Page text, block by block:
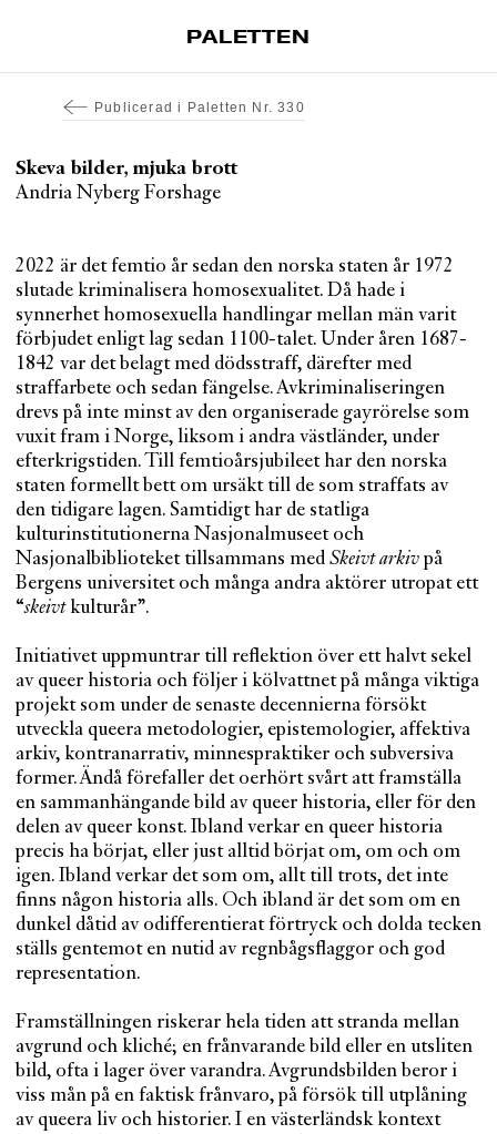
PALETTEN
Tidskrift
Köp enkelnummer
Nyhetsbrev
Kontakt
Sök
Publicerad i Paletten Nr. 330
Skeva bilder, mjuka brott
Andria Nyberg Forshage
2022 är det femtio år sedan den norska staten år 1972
slutade kriminalisera homosexualitet. Då hade i
synnerhet homosexuella handlingar mellan män varit
förbjudet enligt lag sedan 1100-talet. Under åren 1687-
1842 var det belagt med dödsstraff, därefter med
straffarbete och sedan fängelse. Avkriminaliseringen
drevs på inte minst av den organiserade gayrörelse som
vuxit fram i Norge, liksom i andra västländer, under
efterkrigstiden. Till femtioårsjubileet har den norska
staten formellt bett om ursäkt till de som straffats av
den tidigare lagen. Samtidigt har de statliga
kulturinstitutionerna Nasjonalmuseet och
Nasjonalbiblioteket tillsammans med Skeivt arkiv på
Bergens universitet och många andra aktörer utropat ett
“skeivtkulturår”.
Initiativet uppmuntrar till reflektion över ett halvt sekel
av queer historia och följer i kölvattnet på många viktiga
projekt som under de senaste decennierna försökt
utveckla queera metodologier, epistemologier, affektiva
arkiv, kontranarrativ, minnespraktiker och subversiva
former. Ändå förefaller det oerhört svårt att framställa
en sammanhängande bild av queer historia, eller för den
delen av queer konst. Ibland verkar en queer historia
precis ha börjat, eller just alltid börjat om, om och om
igen. Ibland verkar det som om, allt till trots, det inte
finns någon historia alls. Och ibland är det som om en
dunkel dåtid av odifferentierat förtryck och dolda tecken
ställs gentemot en nutid av regnbågsflaggor och god
representation.
Framställningen riskerar hela tiden att stranda mellan
avgrund och kliché; en frånvarande bild eller en utsliten
bild, ofta i lager över varandra. Avgrundsbilden beror i
viss mån på en faktisk frånvaro, på försök till utplåning
av queera liv och historier. I en västerländsk kontext